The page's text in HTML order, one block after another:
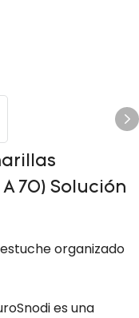
70) Solución
organizado
es una